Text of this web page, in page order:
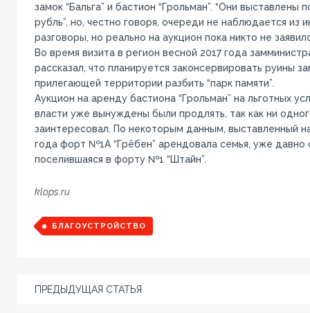
замок “Бальга” и бастион “Грольман”. “Они выставлены
рубль”, но, честно говоря, очереди не наблюдается из
разговоры, но реально на аукцион пока никто не
Во время визита в регион весной 2017 года
рассказал, что планируется законсервировать руины
прилегающей территории разбить “парк памяти”.
Аукцион на аренду бастиона “Грольман” на льготных
власти уже вынуждены были продлять, так как ни
заинтересовал. По некоторым данным, выставленный
года форт №1А “Грёбен” арендовала семья, уже давно
поселившаяся в форту №1 “Штайн”.
klops.ru
БЛАГОУСТРОЙСТВО
ПРЕДЫДУЩАЯ СТАТЬЯ